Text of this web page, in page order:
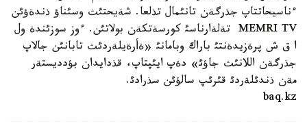
ءناسيحاتتاپ جذرگةن تانئمال تذلعا. شةيحتئث وسئناؤ ذندةؤئن
MEMRI TV تةلةارناسئ كورسةتكةن بولاتئن. ءوز سوزئندة ول
ا ق ش پرةزيدةنتئ باراك وبامانئ «ةأرةيلةردئث تابانئن جالاپ
جذرگةن اللانئث جاؤئ» دةپ ايئپتاپ، قذدايدان بؤدديستةر
مةن ذندئلةردئ قئرئپ سالؤئن سذرادئ.
baq.kz